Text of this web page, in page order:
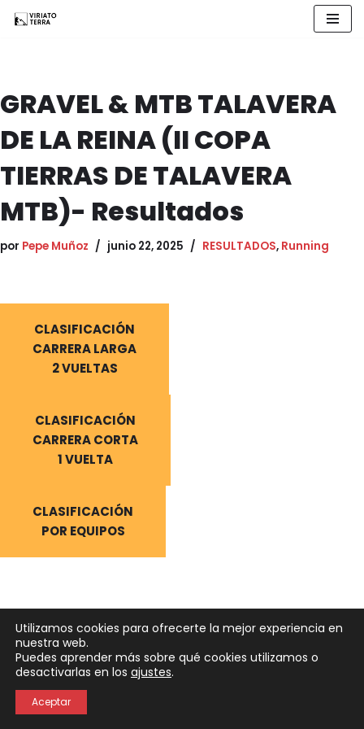
GRAVEL & MTB TALAVERA
DE LA REINA (II COPA
TIERRAS DE TALAVERA
MTB)- Resultados
por Pepe Muñoz junio 22, 2025 RESULTADOS, Running
CLASIFICACIÓN
CARRERA LARGA
2 VUELTAS
CLASIFICACIÓN
CARRERA CORTA
1 VUELTA
CLASIFICACIÓN
POR EQUIPOS
Neve| Funciona gracias aWordPress
Política de Privacidad
Utilizamos cookies para ofrecerte la mejor experiencia en
nuestra web.
Puedes aprender más sobre qué cookies utilizamos o
desactivarlas en los ajustes.
Aceptar